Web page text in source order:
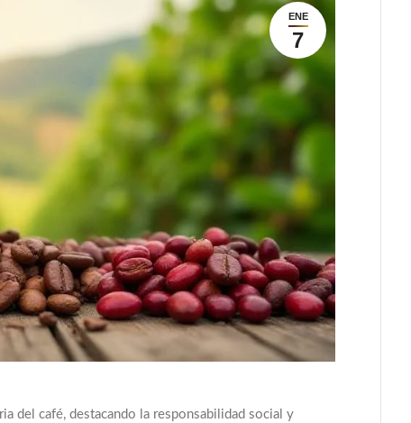
ENE
7
del café, destacando la responsabilidad social y